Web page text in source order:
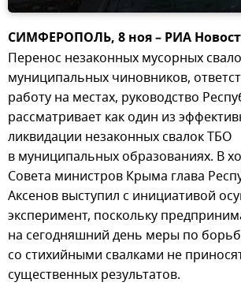
СИМФЕРОПОЛЬ, 8 ноя – РИА
Перенос незаконных мусорных
муниципальных чиновников,
работу на местах, руководство
рассматривает как один из
ликвидации незаконных свалок ТБО
в муниципальных образованиях. В
Совета министров Крыма глава
Аксенов выступил с инициативой
эксперимент, поскольку
на сегодняшний день меры по
со стихийными свалками не
существенных результатов.